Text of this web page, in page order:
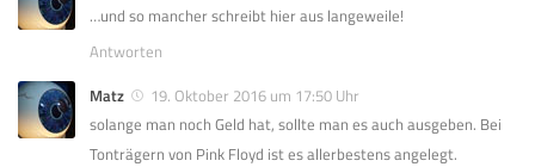
…und so mancher schreibt hier aus langeweile!
Antworten
Matz
19. Oktober 2016 um 17:50 Uhr
solange man noch Geld hat, sollte man es auch ausgeben. Bei
Tonträgern von Pink Floyd ist es allerbestens angelegt.